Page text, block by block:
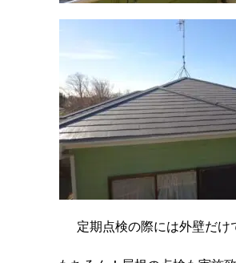
定期点検の際には外壁だけ